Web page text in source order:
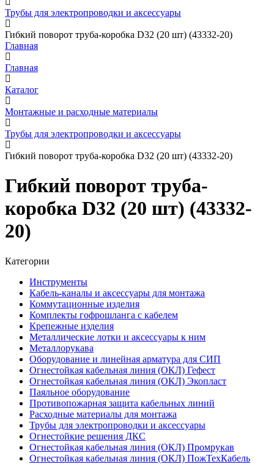
Трубы для электропроводки и аксессуары
Гибкий поворот труба-коробка D32 (20 шт) (43332-20)
Главная
Главная
Каталог
Монтажные и расходные материалы
Трубы для электропроводки и аксессуары
Гибкий поворот труба-коробка D32 (20 шт) (43332-20)
Гибкий поворот труба-
коробка D32 (20 шт) (43332-
20)
Категории
Инструменты
Кабель-каналы и аксессуары для монтажа
Коммутационные изделия
Комплекты гофрошланга с кабелем
Крепежные изделия
Металлические лотки и аксессуары к ним
Металлорукава
Оборудование и линейная арматура для СИП
Огнестойкая кабельная линия (ОКЛ) Гефест
Огнестойкая кабельная линия (ОКЛ) Экопласт
Паяльное оборудование
Противопожарная защита кабельных линий
Расходные материалы для монтажа
Трубы для электропроводки и аксессуары
Огнестойкие решения ДКС
Огнестойкая кабельная линия (ОКЛ) Промрукав
Огнестойкая кабельная линия (ОКЛ) ПожТехКабель